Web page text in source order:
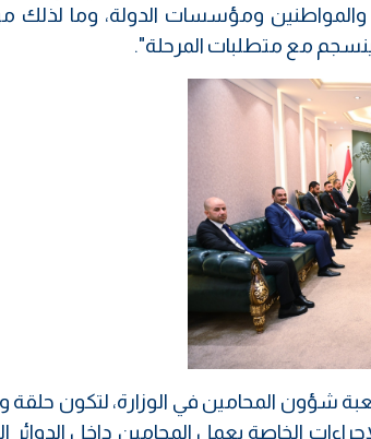
والمواطنين ومؤسسات الدولة، وما لذلك
ينسجم مع متطلبات المرحلة".
شؤون المحامين في الوزارة، لتكون حلقة
الخاصة بعمل المحامين داخل الدوائر